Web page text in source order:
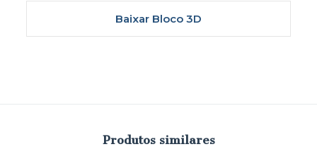
Baixar Bloco 3D
Produtos similares